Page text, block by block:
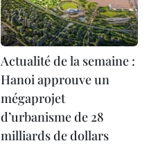
Actualité de la semaine :
Hanoi approuve un
mégaprojet
d’urbanisme de 28
milliards de dollars